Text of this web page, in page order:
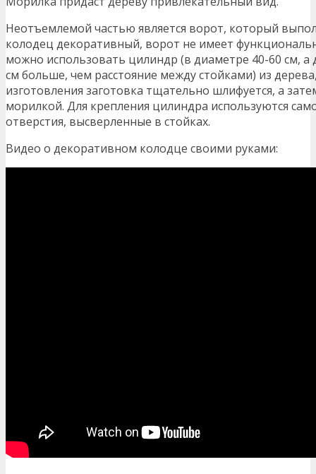
Неотъемлемой частью является ворот, который
колодец декоративный, ворот не имеет
можно использовать цилиндр (в диаметре 40-60 см,
см больше, чем расстояние между стойками) из
изготовления заготовка тщательно шлифуется, а
морилкой. Для крепления цилиндра используются
отверстия, высверленные в стойках.
Видео о декоративном колодце своими руками: